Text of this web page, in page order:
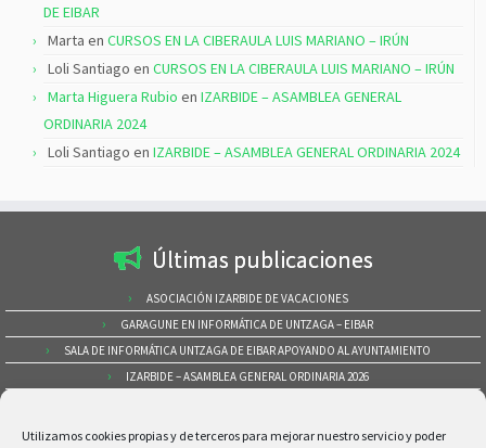
Utilizamos cookies propias y de terceros para mejorar nuestro servicio y poder
DE EIBAR
Marta en CURSOS EN LA CIBERAULA LUIS MARIANO – IRÚN
Loli Santiago en CURSOS EN LA CIBERAULA LUIS MARIANO – IRÚN
Marta Higuera Rubio en IZARBIDE – ASAMBLEA GENERAL
ORDINARIA 2024
Loli Santiago en IZARBIDE – ASAMBLEA GENERAL ORDINARIA 2024
Últimas publicaciones
ASOCIACIÓN IZARBIDE DE VACACIONES
GARAGUNE EN INFORMÁTICA DE UNTZAGA – EIBAR
SALA DE INFORMÁTICA UNTZAGA DE EIBAR APOYANDO AL AYUNTAMIENTO
IZARBIDE – ASAMBLEA GENERAL ORDINARIA 2026
Buscar por categorías